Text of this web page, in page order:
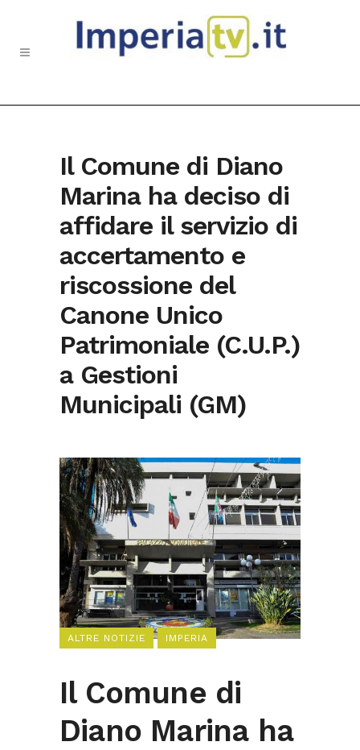
Il Comune di Diano
Marina ha deciso di
affidare il servizio di
accertamento e
riscossione del
Canone Unico
Patrimoniale (C.U.P.)
a Gestioni
Municipali (GM)
ALTRE NOTIZIE IMPERIA
Il Comune di
Diano Marina ha